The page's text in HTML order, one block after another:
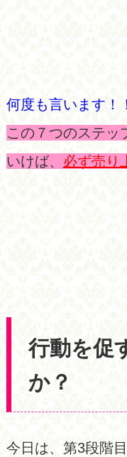
何度も言います！！
この７つのステッ
いけば、 必ず売り
行動を促
か？
今日は、第3段階